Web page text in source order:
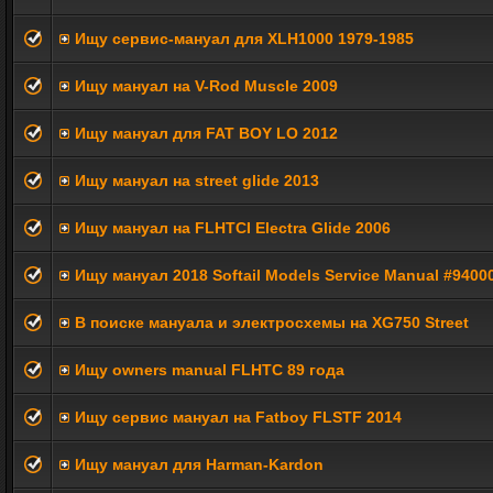
Ищу сервис-мануал для XLH1000 1979-1985
Ищу мануал на V-Rod Muscle 2009
Ищу мануал для FAT BOY LO 2012
Ищу мануал на street glide 2013
Ищу мануал на FLHTCI Electra Glide 2006
Ищу мануал 2018 Softail Models Service Manual
В поиске мануала и электросхемы на XG750 Street
Ищу owners manual FLHTC 89 года
Ищу сервис мануал на Fatboy FLSTF 2014
Ищу мануал для Harman-Kardon